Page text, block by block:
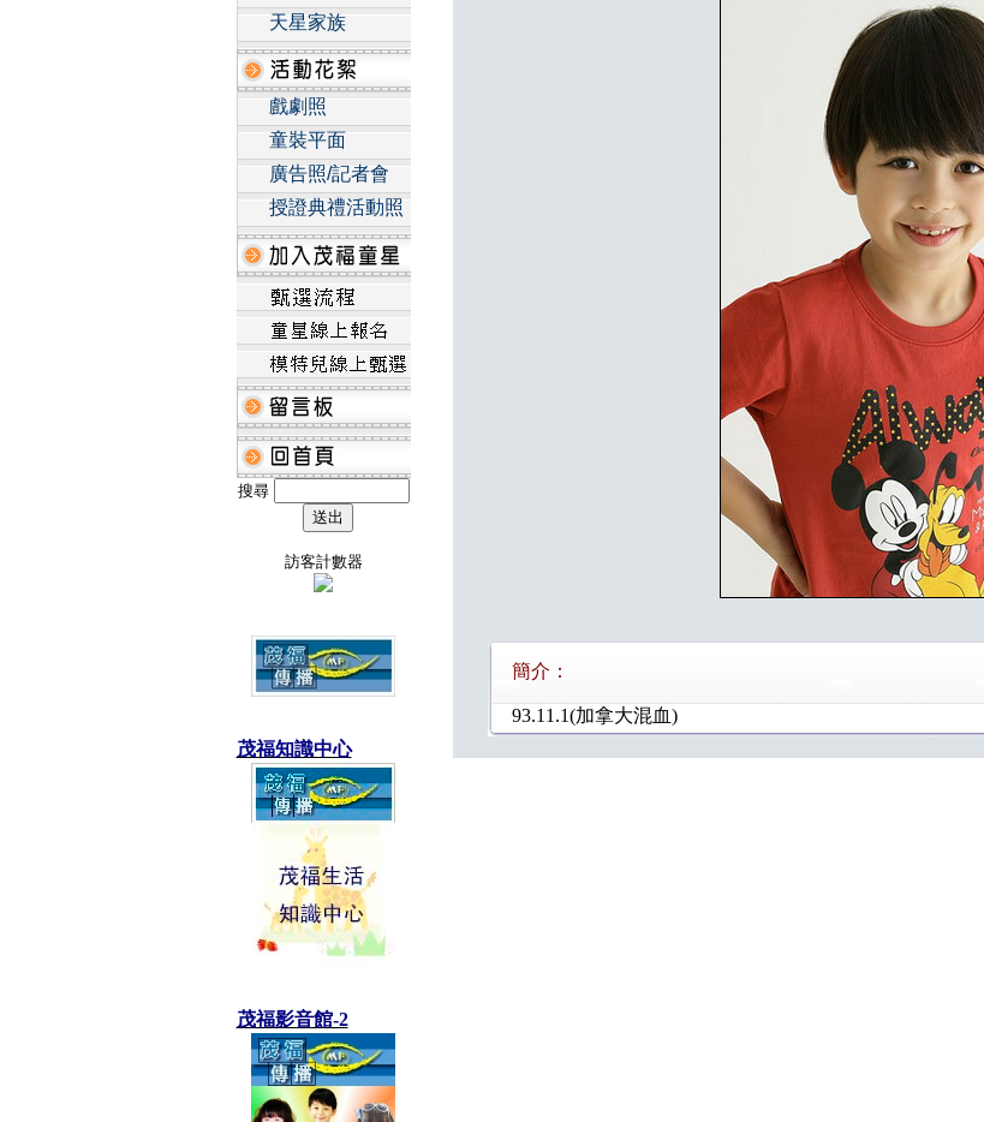
天星家族
戲劇照
童裝平面
廣告照/記者會
授證典禮活動照
搜尋
訪客計數器
茂福知識中心
茂福影音館-2
簡介：
93.11.1(加拿大混血)